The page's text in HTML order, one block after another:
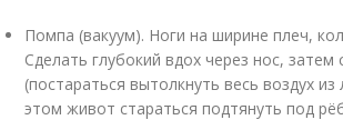
Помпа (вакуум). Ноги на ширине плеч,
Сделать глубокий вдох через нос,
(постараться вытолкнуть весь воздух
этом живот стараться подтянуть под